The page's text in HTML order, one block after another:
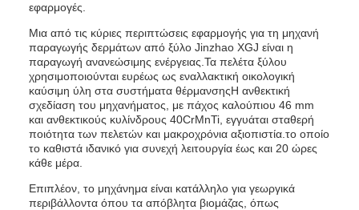
εφαρμογές.
Μια από τις κύριες περιπτώσεις εφαρμογής για τη μηχανή
παραγωγής δερμάτων από ξύλο Jinzhao XGJ είναι η
παραγωγή ανανεώσιμης ενέργειας.Τα πελέτα ξύλου
χρησιμοποιούνται ευρέως ως εναλλακτική οικολογική
καύσιμη ύλη στα συστήματα θέρμανσηςΗ ανθεκτική
σχεδίαση του μηχανήματος, με πάχος καλούπιου 46 mm
και ανθεκτικούς κυλίνδρους 40CrMnTi, εγγυάται σταθερή
ποιότητα των πελετών και μακροχρόνια αξιοπιστία.το οποίο
το καθιστά ιδανικό για συνεχή λειτουργία έως και 20 ώρες
κάθε μέρα.
Επιπλέον, το μηχάνημα είναι κατάλληλο για γεωργικά
περιβάλλοντα όπου τα απόβλητα βιομάζας, όπως